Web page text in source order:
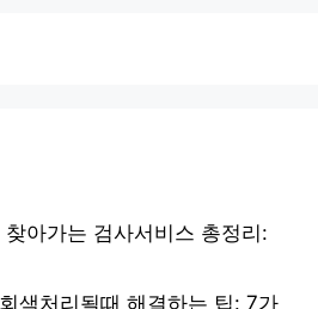
아가는 검사서비스 총정리:
색처리될때 해결하는 팁: 7가